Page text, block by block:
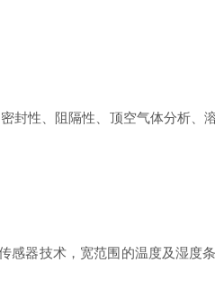
封性、阻隔性、顶空气体分析、
感器技术，宽范围的温度及湿度